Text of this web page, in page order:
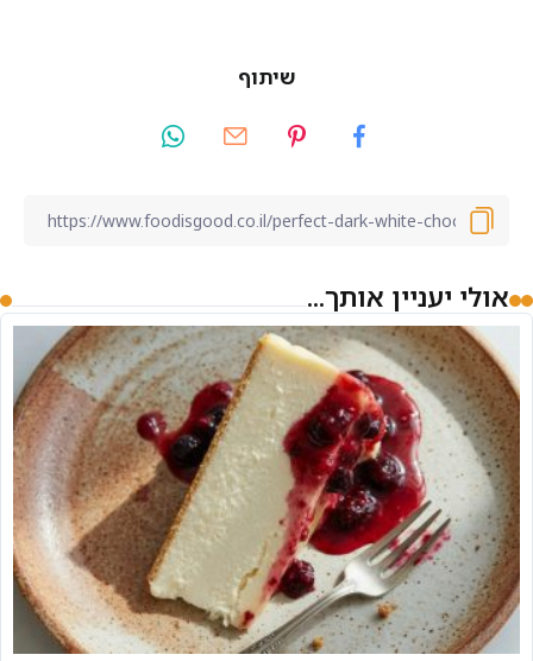
שיתוף
אולי יעניין אותך...